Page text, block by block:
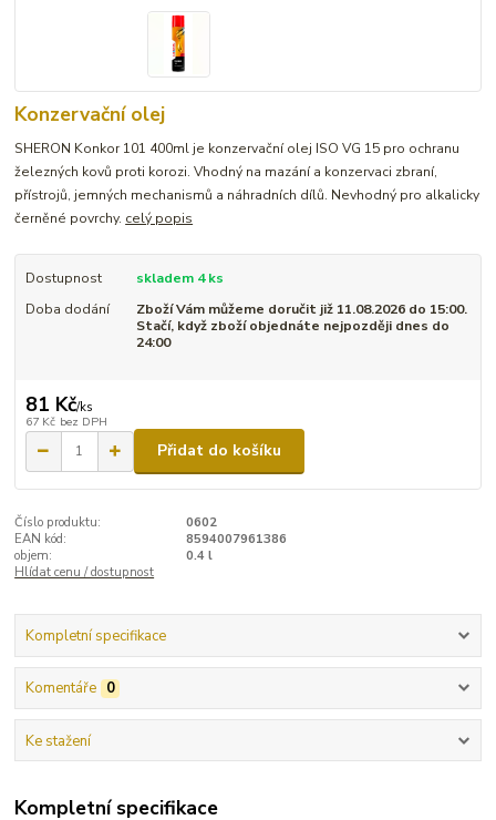
Konzervační olej
SHERON Konkor 101 400ml je konzervační olej ISO VG 15 pro ochranu
železných kovů proti korozi. Vhodný na mazání a konzervaci zbraní,
přístrojů, jemných mechanismů a náhradních dílů. Nevhodný pro alkalicky
černěné povrchy. celý popis
Dostupnost
skladem 4 ks
Doba dodání
Zboží Vám můžeme doručit již 11.08.2026 do 15:00.
Stačí, když zboží objednáte nejpozději dnes do
24:00
81 Kč/ks
67 Kč bez DPH
Přidat do košíku
Číslo produktu:
0602
EAN kód:
8594007961386
objem:
0.4 l
Hlídat cenu / dostupnost
Kompletní specifikace
Komentáře 0
Ke stažení
Kompletní specifikace